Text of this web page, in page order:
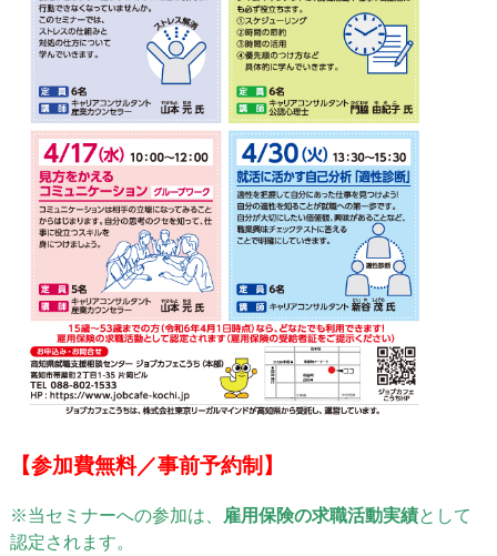
【参加費無料／事前予約制】
※当セミナーへの参加は、 雇用保険の求職活動実績として
認定されます。